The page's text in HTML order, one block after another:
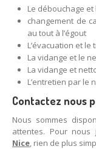
Le débouchage
changement de
au tout à l’égout
L’évacuation et
La vidange et le
La vidange et
L’entretien par le
Contactez nous
Nous sommes
attentes. Pour
Nice, rien de plus